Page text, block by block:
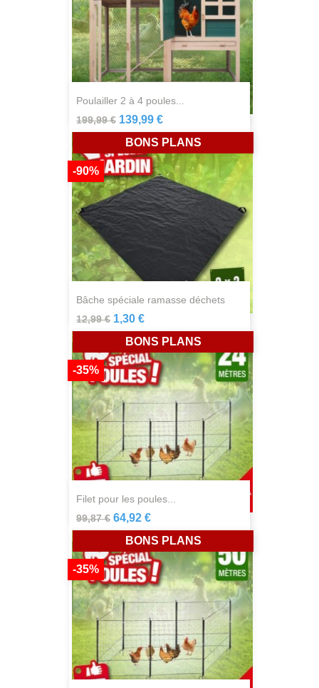
poulailler 2 à 4 poules...
199,99 € 139,99 €
bâche spéciale ramasse déchets
12,99 €
-90%
1,30 €
BONS PLANS
filet pour les poules...
99,87 €
-35%
64,92 €
BONS PLANS
-35%
BONS PLANS